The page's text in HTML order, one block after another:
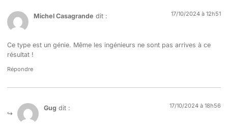
Michel Casagrande dit : 17/10/2024 à 12h51
Ce type est un génie. Même les ingénieurs ne sont pas arrives à ce
résultat !
Répondre
Gug dit : 17/10/2024 à 18h56